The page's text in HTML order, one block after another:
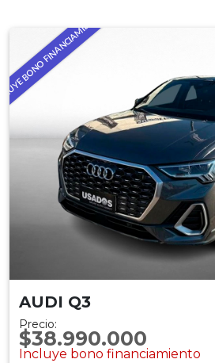
BONO FINANCIAMIENTO
AUDI Q3
Precio:
$38.990.000
Incluye bono financiamiento